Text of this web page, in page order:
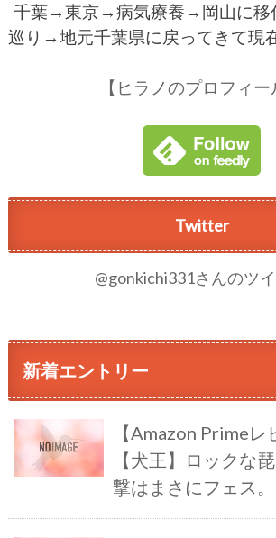
千葉→東京→病気療養→岡山に移
巡り→地元千葉県に戻ってきて現
【ヒラノのプロフィー
Twitter
@gonkichi331さんのツ
新着エントリー
【Amazon Primeレ
【犬王】ロックな
撃はまさにフェス。